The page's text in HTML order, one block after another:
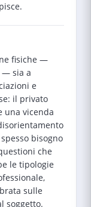
fisiche —
— sia a
e
il privato
una vicenda
bisogno
che
le tipologie
sulle
soggetto.